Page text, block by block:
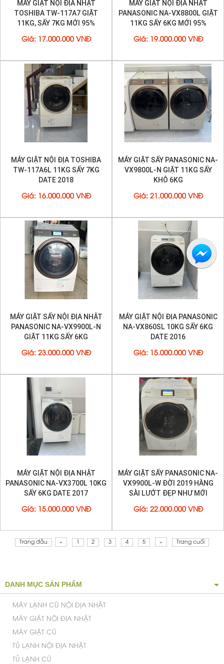
Thiết kế độ rung thấp và tiếng ồn thấp phù hợp với
những gia đình ở chung cư hay bạn có thể giặt đồ vào
buổi đêm mà không lo bị ảnh hưởng đến mọi người
Động cơ S-DD của
là một hệ thống truyền
(nguyên nhân gây ra tiếng ồn). Ngoài ra, đệm hấp thụ
rung độc đáo được sử dụng cho hệ thống giảm xóc để
giảm rung rắc khi vắt
Bảng điều khiển cảm ứng với màn hình hiển thị 7 Inch
Máy giặtTW-127X9 sử dụng màn hình LED điều khiển cảm
dùng có thể chọn chế độ giặt ưa thích được lưu lại trên máy
Tùy chọn các chế độ giặt khác nhau như: giặt ngâm,
giặt kỹ, giặt chăn, giặt nhẹ
MÁY GIẶT NỘI ĐỊA NHẬT
TOSHIBA TW-117A7 GIẶT
11KG, SẤY 7KG MỚI 95%
Giá : 17.000.000 VNĐ
MÁY GIẶT NỘI ĐỊA NHẬT
PANASONIC NA-VX8800L GIẶT
11KG SẤY 6KG MỚI 95%
Giá : 19.000.000 VNĐ
MÁY GIẶT NỘI ĐỊA TOSHIBA
TW-117A6L 11KG SẤY 7KG
DATE 2018
Giá: 16.000.000 VNĐ
MÁY GIẶT SẤY PANASONIC NA-
VX9800L-N GIẶT 11KG SẤY
KHÔ 6KG
Giá: 21.000.000 VNĐ
MÁY GIẶT SẤY NỘI ĐỊA NHẬT
PANASONIC NA-VX9900L-N
GIẶT 11KG SẤY 6KG
Giá: 23.000.000 VNĐ
MÁY GIẶT NỘI ĐỊA PANASONIC
NA-VX860SL 10KG SẤY 6KG
DATE 2016
Giá: 15.000.000 VNĐ
MÁY GIẶT NỘI ĐỊA NHẬT
PANASONIC NA-VX3700L 10KG
SẤY 6KG DATE 2017
Giá : 15.000.000 VNĐ
MÁY GIẶT SẤY PANASONIC NA-
VX9900L-W ĐỜI 2019 HÀNG
SÀI LƯỚT ĐẸP NHƯ MỚI
Giá : 22.000.000 VNĐ
Trang đầu « 2 3 4 5 » Trang cuối
DANH MỤC SẢN PHẨM
MÁY LẠNH CŨ NỘI ĐỊA NHẬT
MÁY GIẶT NỘI ĐỊA NHẬT
MÁY GIẶT CŨ
TỦ LẠNH NỘI ĐỊA NHẬT
TỦ LẠNH CŨ